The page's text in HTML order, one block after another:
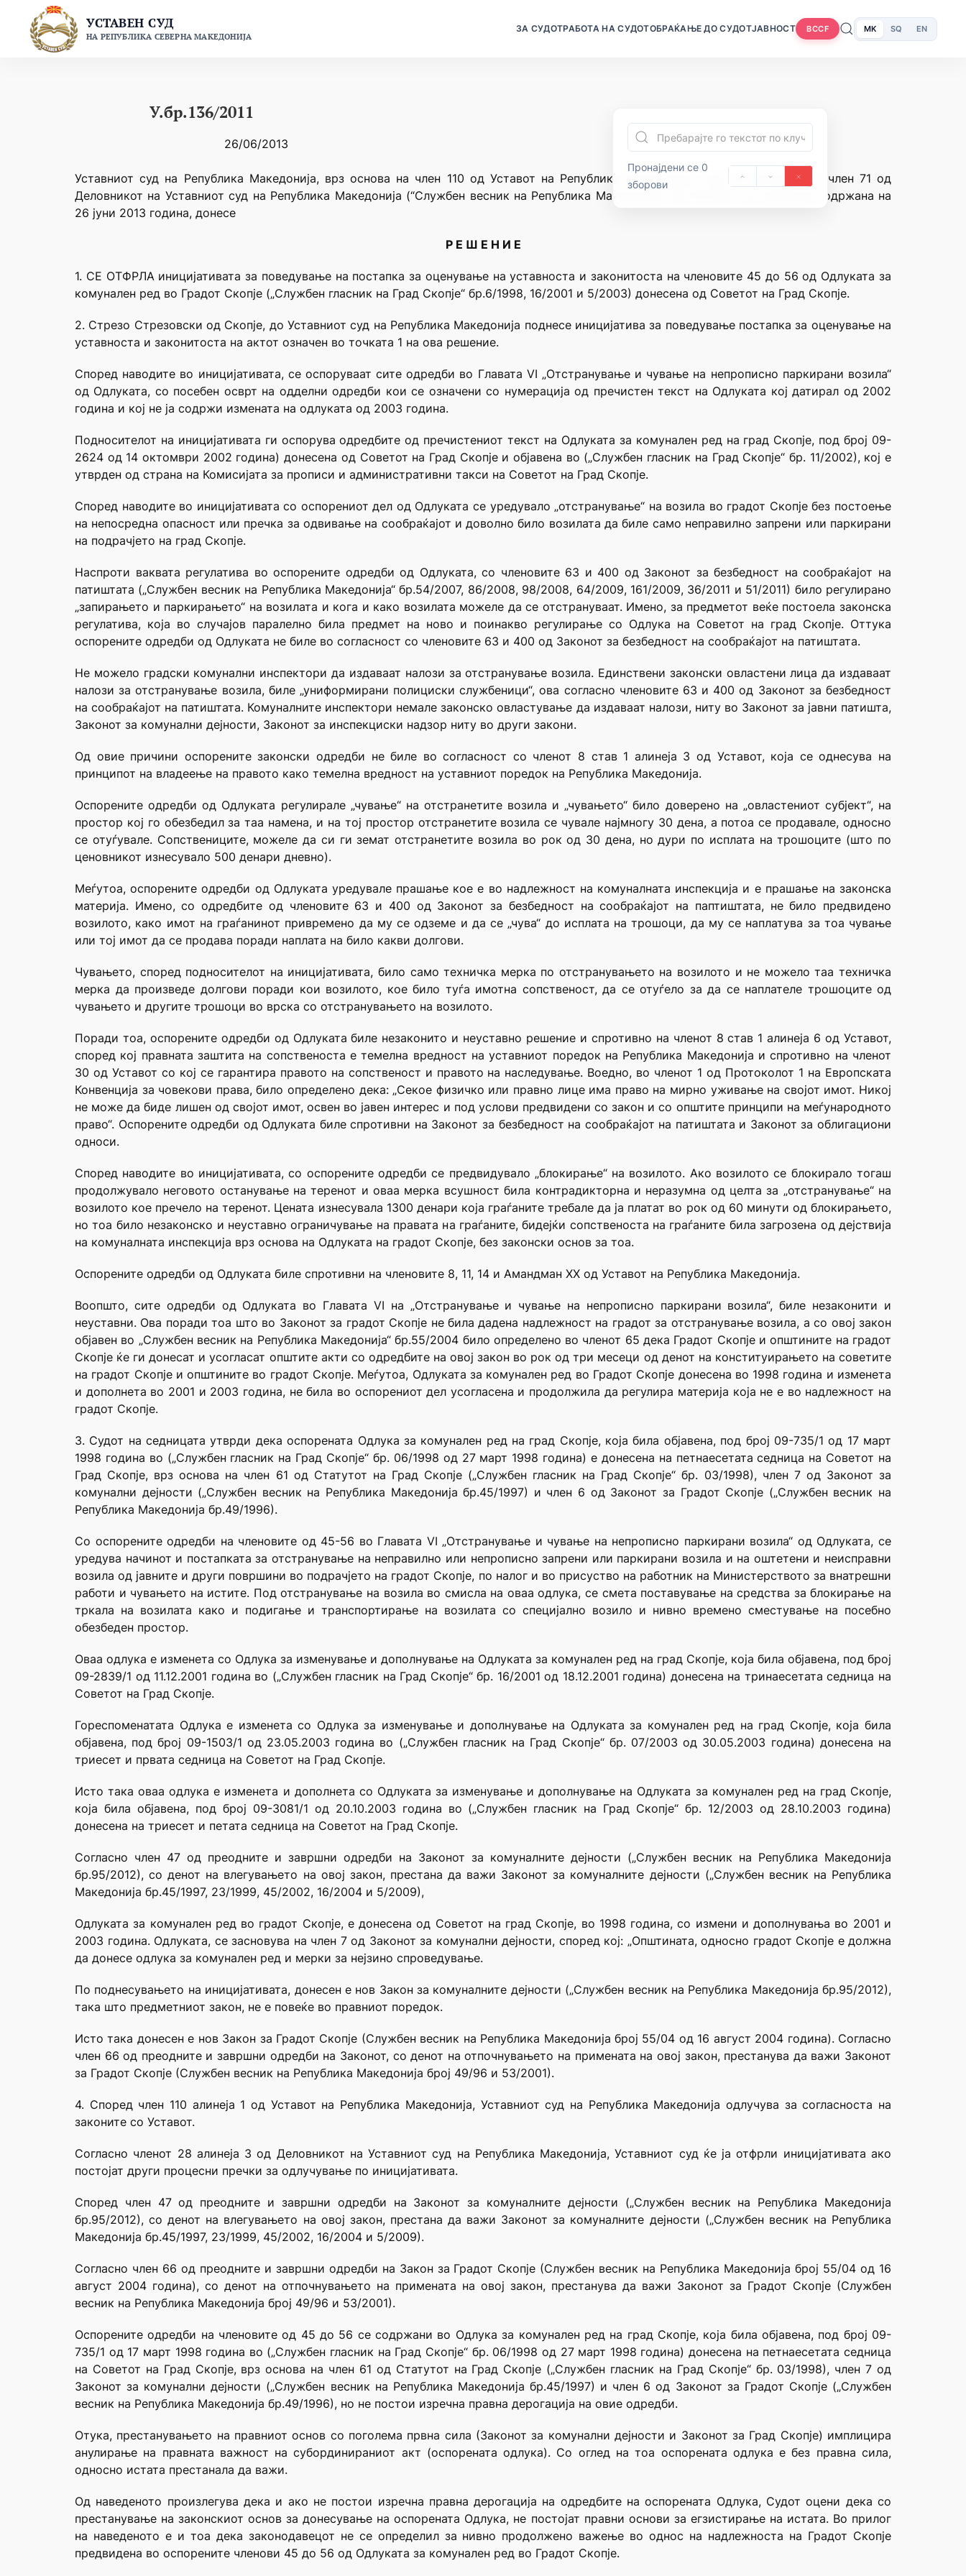
content
УСТАВЕН СУД
НА РЕПУБЛИКА СЕВЕРНА МАКЕДОНИЈА
ЗА СУДОТРАБОТА НА СУДОТОБРАЌАЊЕ ДО СУДОТЈАВНОСТ BCCF MK SQ EN
У.бр.136/2011
26/06/2013
Пронајдени се 0
зборови
Уставниот суд на Република Македонија, врз основа на член 110 од Уставот на Република Македонија, член 28 алинеја 3 и член 71 од
Деловникот на Уставниот суд на Република Македонија (“Службен весник на Република Македонија” бр.70/1992) на седницата одржана на
26 јуни 2013 година, донесе
Р Е Ш Е Н И Е
1. СЕ ОТФРЛА иницијативата за поведување на постапка за оценување на уставноста и законитоста на членовите 45 до 56 од Одлуката за
комунален ред во Градот Скопје („Службен гласник на Град Скопје“ бр.6/1998, 16/2001 и 5/2003) донесена од Советот на Град Скопје.
2. Стрезо Стрезовски од Скопје, до Уставниот суд на Република Македонија поднесe иницијатива за поведување постапка за оценување на
уставноста и законитоста на актот означен во точката 1 на ова решение.
Според наводите во иницијативата, се оспоруваат сите одредби во Главата VI „Отстранување и чување на непрописно паркирани возила“
од Одлуката, со посебен осврт на одделни одредби кои се означени со нумерација од пречистен текст на Одлуката кој датирал од 2002
година и кој не ја содржи измената на одлуката од 2003 година.
Подносителот на иницијативата ги оспорува одредбите од пречистениот текст на Одлуката за комунален ред на град Скопје, под број 09-
2624 од 14 октомври 2002 година) донесена од Советот на Град Скопје и објавена во („Службен гласник на Град Скопје“ бр. 11/2002), кој е
утврден од страна на Комисијата за прописи и административни такси на Советот на Град Скопје.
Според наводите во иницијативата со оспорениот дел од Одлуката се уредувало „отстранување“ на возила во градот Скопје без постоење
на непосредна опасност или пречка за одвивање на сообраќајот и доволно било возилата да биле само неправилно запрени или паркирани
на подрачјето на град Скопје.
Наспроти ваквата регулатива во оспорените одредби од Одлуката, со членовите 63 и 400 од Законот за безбедност на сообраќајот на
патиштата („Службен весник на Република Македонија“ бр.54/2007, 86/2008, 98/2008, 64/2009, 161/2009, 36/2011 и 51/2011) било регулирано
„запирањето и паркирањето“ на возилата и кога и како возилата можеле да се отстрануваат. Имено, за предметот веќе постоела законска
регулатива, која во случајов паралелно била предмет на ново и поинакво регулирање со Одлука на Советот на град Скопје. Оттука
оспорените одредби од Одлуката не биле во согласност со членовите 63 и 400 од Законот за безбедност на сообраќајот на патиштата.
Не можело градски комунални инспектори да издаваат налози за отстранување возила. Единствени законски овластени лица да издаваат
налози за отстранување возила, биле „униформирани полициски службеници“, ова согласно членовите 63 и 400 од Законот за безбедност
на сообраќајот на патиштата. Комуналните инспектори немале законско овластување да издаваат налози, ниту во Законот за јавни патишта,
Законот за комунални дејности, Законот за инспекциски надзор ниту во други закони.
Од овие причини оспорените законски одредби не биле во согласност со членот 8 став 1 алинеја 3 од Уставот, која се однесува на
принципот на владеење на правото како темелна вредност на уставниот поредок на Република Македонија.
Оспорените одредби од Одлуката регулирале „чување“ на отстранетите возила и „чувањето“ било доверено на „овластениот субјект“, на
простор кој го обезбедил за таа намена, и на тој простор отстранетите возила се чувале најмногу 30 дена, а потоа се продавале, односно
се отуѓувале. Сопствениците, можеле да си ги земат отстранетите возила во рок од 30 дена, но дури по исплата на трошоците (што по
ценовникот изнесувало 500 денари дневно).
Меѓутоа, оспорените одредби од Одлуката уредувале прашање кое е во надлежност на комуналната инспекција и е прашање на законска
материја. Имено, со одредбите од членовите 63 и 400 од Законот за безбедност на сообраќајот на паптиштата, не било предвидено
возилото, како имот на граѓанинот привремено да му се одземе и да се „чува“ до исплата на трошоци, да му се наплатува за тоа чување
или тој имот да се продава поради наплата на било какви долгови.
Чувањето, според подносителот на иницијативата, било само техничка мерка по отстранувањето на возилото и не можело таа техничка
мерка да произведе долгови поради кои возилото, кое било туѓа имотна сопственост, да се отуѓело за да се наплателе трошоците од
чувањето и другите трошоци во врска со отстранувањето на возилото.
Поради тоа, оспорените одредби од Одлуката биле незаконито и неуставно решение и спротивно на членот 8 став 1 алинеја 6 од Уставот,
според кој правната заштита на сопственоста е темелна вредност на уставниот поредок на Република Македонија и спротивно на членот
30 од Уставот со кој се гарантира правото на сопственост и правото на наследување. Воедно, во членот 1 од Протоколот 1 на Европската
Конвенција за човекови права, било определено дека: „Секое физичко или правно лице има право на мирно уживање на својот имот. Никој
не може да биде лишен од својот имот, освен во јавен интерес и под услови предвидени со закон и со општите принципи на меѓународното
право“. Оспорените одредби од Одлуката биле спротивни на Законот за безбедност на сообраќајот на патиштата и Законот за облигациони
односи.
Според наводите во иницијативата, со оспорените одредби се предвидувало „блокирање“ на возилото. Ако возилото се блокирало тогаш
продолжувало неговото останување на теренот и оваа мерка всушност била контрадикторна и неразумна од целта за „отстранување“ на
возилото кое пречело на теренот. Цената изнесувала 1300 денари која граѓаните требале да ја платат во рок од 60 минути од блокирањето,
но тоа било незаконско и неуставно ограничување на правата на граѓаните, бидејќи сопственоста на граѓаните била загрозена од дејствија
на комуналната инспекција врз основа на Одлуката на градот Скопје, без законски основ за тоа.
Оспорените одредби од Одлуката биле спротивни на членовите 8, 11, 14 и Амандман XX од Уставот на Република Македонија.
Воопшто, сите одредби од Одлуката во Главата VI на „Отстранување и чување на непрописно паркирани возила“, биле незаконити и
неуставни. Ова поради тоа што во Законот за градот Скопје не била дадена надлежност на градот за отстранување возила, а со овој закон
објавен во „Службен весник на Република Македонија“ бр.55/2004 било определено во членот 65 дека Градот Скопје и општините на градот
Скопје ќе ги донесат и усогласат општите акти со одредбите на овој закон во рок од три месеци од денот на конституирањето на советите
на градот Скопје и општините во градот Скопје. Меѓутоа, Одлуката за комунален ред во Градот Скопје донесена во 1998 година и изменета
и дополнета во 2001 и 2003 година, не била во оспорениот дел усогласена и продолжила да регулира материја која не е во надлежност на
градот Скопје.
3. Судот на седницата утврди дека оспорената Одлука за комунален ред на град Скопје, која била објавена, под број 09-735/1 од 17 март
1998 година во („Службен гласник на Град Скопје“ бр. 06/1998 од 27 март 1998 година) е донесена на петнаесетата седница на Советот на
Град Скопје, врз основа на член 61 од Статутот на Град Скопје („Службен гласник на Град Скопје“ бр. 03/1998), член 7 од Законот за
комунални дејности („Службен весник на Република Македонија бр.45/1997) и член 6 од Законот за Градот Скопје („Службен весник на
Република Македонија бр.49/1996).
Со оспорените одредби на членовите од 45-56 во Главата VI „Отстранување и чување на непрописно паркирани возила“ од Одлуката, се
уредува начинот и постапката за отстранување на неправилно или непрописно запрени или паркирани возила и на оштетени и неисправни
возила од јавните и други површини во подрачјето на градот Скопје, по налог и во присуство на работник на Министерството за внатрешни
работи и чувањето на истите. Под отстранување на возила во смисла на оваа одлука, се смета поставување на средства за блокирање на
тркала на возилата како и подигање и транспортирање на возилата со специјално возило и нивно времено сместување на посебно
обезбеден простор.
Оваа одлука е изменета со Одлука за изменување и дополнување на Одлуката за комунален ред на град Скопје, која била објавена, под број
09-2839/1 од 11.12.2001 година во („Службен гласник на Град Скопје“ бр. 16/2001 од 18.12.2001 година) донесена на тринаесетата седница на
Советот на Град Скопје.
Гореспоменатата Одлука е изменета со Одлука за изменување и дополнување на Одлуката за комунален ред на град Скопје, која била
објавена, под број 09-1503/1 од 23.05.2003 година во („Службен гласник на Град Скопје“ бр. 07/2003 од 30.05.2003 година) донесена на
триесет и првата седница на Советот на Град Скопје.
Исто така оваа одлука е изменета и дополнета со Одлуката за изменување и дополнување на Одлуката за комунален ред на град Скопје,
која била објавена, под број 09-3081/1 од 20.10.2003 година во („Службен гласник на Град Скопје“ бр. 12/2003 од 28.10.2003 година)
донесена на триесет и петата седница на Советот на Град Скопје.
Согласно член 47 од преодните и завршни одредби на Законот за комуналните дејности („Службен весник на Република Македонија
бр.95/2012), со денот на влегувањето на овој закон, престана да важи Законот за комуналните дејности („Службен весник на Република
Македонија бр.45/1997, 23/1999, 45/2002, 16/2004 и 5/2009),
Одлуката за комунален ред во градот Скопје, е донесена од Советот на град Скопје, во 1998 година, со измени и дополнувања во 2001 и
2003 година. Одлуката, се засновува на член 7 од Законот за комунални дејности, според кој: „Општината, односно градот Скопје е должна
да донесе одлука за комунален ред и мерки за нејзино спроведување.
По поднесувањето на иницијативата, донесен е нов Закон за комуналните дејности („Службен весник на Република Македонија бр.95/2012),
така што предметниот закон, не е повеќе во правниот поредок.
Исто така донесен е нов Закон за Градот Скопје (Службен весник на Република Македонија број 55/04 од 16 август 2004 година). Согласно
член 66 од преодните и завршни одредби на Законот, со денот на отпочнувањето на примената на овој закон, престанува да важи Законот
за Градот Скопје (Службен весник на Република Македонија број 49/96 и 53/2001).
4. Според член 110 алинеја 1 од Уставот на Република Македонија, Уставниот суд на Република Македонија одлучува за согласноста на
законите со Уставот.
Согласно членот 28 алинеја 3 од Деловникот на Уставниот суд на Република Македонија, Уставниот суд ќе ја отфрли иницијативата ако
постојат други процесни пречки за одлучување по иницијативата.
Според член 47 од преодните и завршни одредби на Законот за комуналните дејности („Службен весник на Република Македонија
бр.95/2012), со денот на влегувањето на овој закон, престана да важи Законот за комуналните дејности („Службен весник на Република
Македонија бр.45/1997, 23/1999, 45/2002, 16/2004 и 5/2009).
Согласно член 66 од преодните и завршни одредби на Закон за Градот Скопје (Службен весник на Република Македонија број 55/04 од 16
август 2004 година), со денот на отпочнувањето на примената на овој закон, престанува да важи Законот за Градот Скопје (Службен
весник на Република Македонија број 49/96 и 53/2001).
Оспорените одредби на членовите од 45 до 56 се содржани во Одлука за комунален ред на град Скопје, која била објавена, под број 09-
735/1 од 17 март 1998 година во („Службен гласник на Град Скопје“ бр. 06/1998 од 27 март 1998 година) донесена на петнаесетата седница
на Советот на Град Скопје, врз основа на член 61 од Статутот на Град Скопје („Службен гласник на Град Скопје“ бр. 03/1998), член 7 од
Законот за комунални дејности („Службен весник на Република Македонија бр.45/1997) и член 6 од Законот за Градот Скопје („Службен
весник на Република Македонија бр.49/1996), но не постои изречна правна дерогација на овие одредби.
Отука, престанувањето на правниот основ со поголема првна сила (Законот за комунални дејности и Законот за Град Скопје) имплицира
анулирање на правната важност на субординираниот акт (оспорената одлука). Со оглед на тоа оспорената одлука е без правна сила,
односно истата престанала да важи.
Од наведеното произлегува дека и ако не постои изречна правна дерогација на одредбите на оспорената Одлука, Судот оцени дека со
престанување на законскиот основ за донесување на оспорената Одлука, не постојат правни основи за егзистирање на истата. Во прилог
на наведеното е и тоа дека законодавецот не се определил за нивно продолжено важење во однос на надлежноста на Градот Скопје
предвидена во оспорените членови 45 до 56 од Одлуката за комунален ред во Градот Скопје.